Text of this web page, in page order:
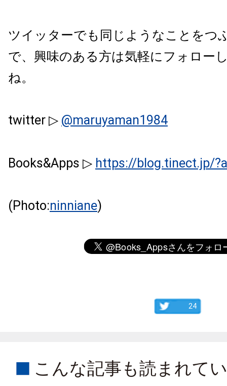
ツイッターでも同じようなことをつ
で、興味のある方は気軽にフォロー
ね。
twitter ▷ @maruyaman1984
Books&Apps ▷ https://blog.tinect.jp/
(Photo:ninniane)
24
こんな記事も読まれて